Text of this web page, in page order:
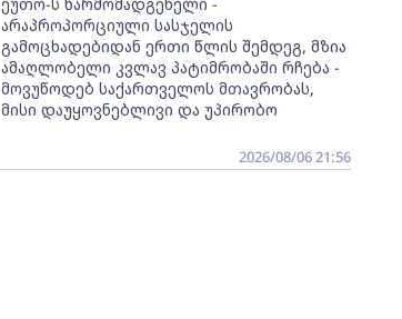
არაპროპორციული სასჯელის
გამოცხადებიდან ერთი წლის შემდეგ, მზია
ამაღლობელი კვლავ პატიმრობაში რჩება -
მოვუწოდებ საქართველოს მთავრობას,
მისი დაუყოვნებლივი და უპირობო
2026/08/06 21:56